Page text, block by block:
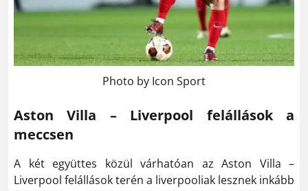
Photo by Icon Sport
Aston Villa – Liverpool felállások a
meccsen
A két együttes közül várhatóan az Aston Villa –
Liverpool felállások terén a liverpooliak lesznek inkább